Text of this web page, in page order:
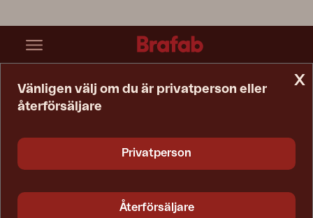
x
Vänligen välj om du är privatperson eller
återförsäljare
Privatperson
Återförsäljare